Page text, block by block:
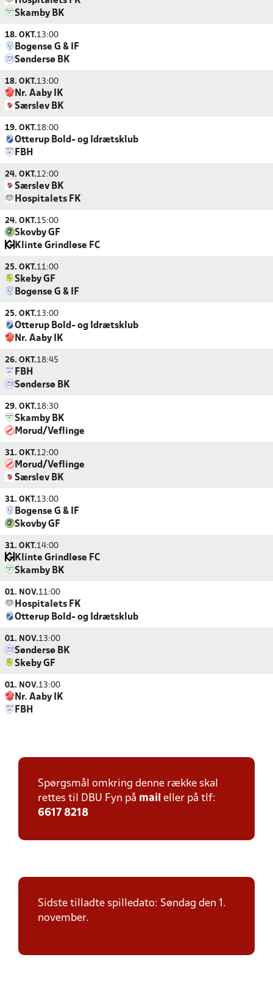
Skamby BK
18. OKT.13:00
Bogense G & IF
Søndersø BK
18. OKT.13:00
Nr. Aaby IK
Særslev BK
19. OKT.18:00
Otterup Bold- og Idrætsklub
FBH
24. OKT.12:00
Særslev BK
Hospitalets FK
24. OKT.15:00
Skovby GF
Klinte Grindløse FC
25. OKT.11:00
Skeby GF
Bogense G & IF
25. OKT.13:00
Otterup Bold- og Idrætsklub
Nr. Aaby IK
26. OKT.18:45
FBH
Søndersø BK
29. OKT.18:30
Skamby BK
Morud/Veflinge
31. OKT.12:00
Morud/Veflinge
Særslev BK
31. OKT.13:00
Bogense G & IF
Skovby GF
31. OKT.14:00
Klinte Grindløse FC
Skamby BK
01. NOV.11:00
Hospitalets FK
Otterup Bold- og Idrætsklub
01. NOV.13:00
Søndersø BK
Skeby GF
01. NOV.13:00
Nr. Aaby IK
FBH
Spørgsmål omkring denne række skal
rettes til DBU Fyn på mail eller på tlf:
6617 8218
Sidste tilladte spilledato: Søndag den 1.
november.